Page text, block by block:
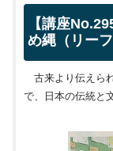
【講座
め縄（リー
古来より伝えら
で、日本の伝統と